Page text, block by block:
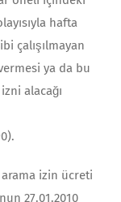
hafta
çalışılmayan
ya da bu
alacağı
izin ücreti
27.01.2010